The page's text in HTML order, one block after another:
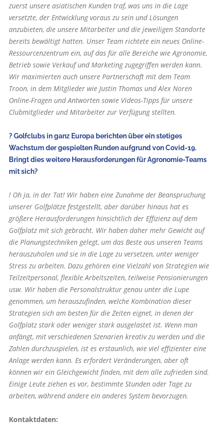
zuerst unsere asiatischen Kunden traf, was uns in die Lage
versetzte, der Entwicklung voraus zu sein und Lösungen
anzubieten, die unsere Mitarbeiter und die jeweiligen Standorte
bereits bewältigt hatten. Unser Team richtete ein neues Online-
Ressourcenzentrum ein, auf das für alle Bereiche wie Agronomie,
Betrieb sowie Verkauf und Marketing zugegriffen werden kann.
Wir maximierten auch unsere Partnerschaft mit dem Team
Troon, in dem Mitglieder wie Justin Thomas und Alex Noren
Online-Fragen und Antworten sowie Videos-Tipps für unsere
Clubmitglieder und Mitarbeiter zur Verfügung stellten.
? Golfclubs in ganz Europa berichten über ein stetiges
Wachstum der gespielten Runden aufgrund von Covid-19.
Bringt dies weitere Herausforderungen für Agronomie-Teams
mit sich?
! Oh ja, in der Tat! Wir haben eine Zunahme der Beanspruchung
unserer Golfplätze festgestellt, aber darüber hinaus hat es
größere Herausforderungen hinsichtlich der Effizienz auf dem
Golfplatz mit sich gebracht. Wir haben daher mehr Gewicht auf
die Planungstechniken gelegt, um das Beste aus unseren Teams
herauszuholen und sie in die Lage zu versetzen, unter weniger
Stress zu arbeiten. Dazu gehören eine Vielzahl von Strategien wie
Teilzeitpersonal, flexible Arbeitszeiten, teilweise Pensionierungen
usw. Wir haben die Personalstruktur genau unter die Lupe
genommen, um herauszufinden, welche Kombination dieser
Strategien sich am besten für die Zeiten eignet, in denen der
Golfplatz stark oder weniger stark ausgelastet ist. Wenn man
anfängt, mit verschiedenen Szenarien kreativ zu werden und die
Zahlen durchzuspielen, ist es erstaunlich, wie viel effizienter eine
Anlage werden kann. Es erfordert Veränderungen, aber oft
können wir ein Gleichgewicht finden, mit dem alle zufrieden sind.
Einige Leute ziehen es vor, bestimmte Stunden oder Tage zu
arbeiten, während andere ein anderes System bevorzugen.
Kontaktdaten: